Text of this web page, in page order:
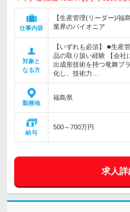
仕事内容
【生産管理(リーダー)/福
業界のパイオニア
対象と
なる方
【いずれも必須】 ■生産
品の取り扱い経験 【会社
出成形技術を持つ竜舞プ
化し、技術力…
勤務地
福島県
給与
500～700万円
求人